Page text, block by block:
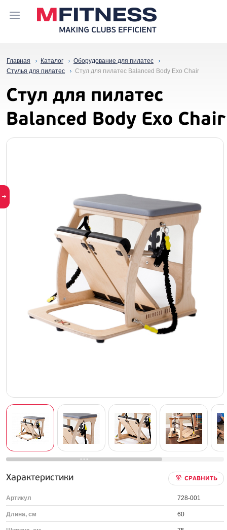
Главная Каталог
Оборудование для пилатес
Стулья для пилатес
Стул для пилатес Balanced Body Exo Chair
Стул для пилатес
Balanced Body Exo Chair
Характеристики СРАВНИТЬ
Артикул 728-001
Длина, см 60